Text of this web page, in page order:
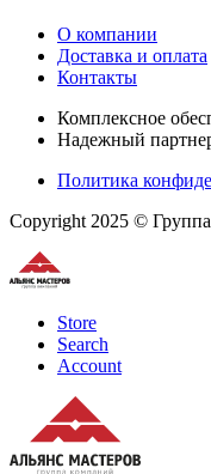
О компании
Доставка и оплата
Контакты
Комплексное
Надежный
Политика
Copyright 2025 ©
Store
Search
Account